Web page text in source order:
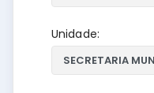
Unidade: